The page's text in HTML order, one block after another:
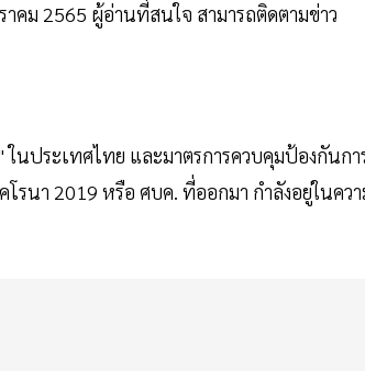
คม 2565 ผู้อ่านที่สนใจ สามารถติดตามข่าว
ในประเทศไทย และมาตรการควบคุมป้องกันกา
รนา 2019 หรือ ศบค. ที่ออกมา กำลังอยู่ในคว